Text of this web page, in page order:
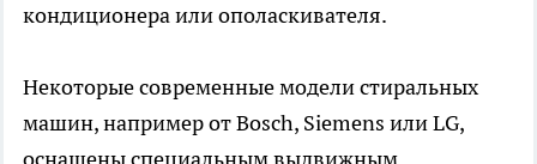
кондиционера или ополаскивателя.
Некоторые современные модели стиральных
машин, например от Bosch, Siemens или LG,